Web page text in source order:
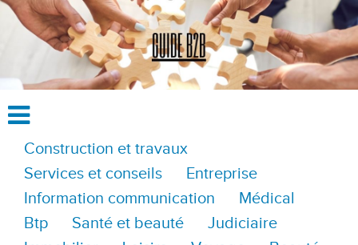
Construction et travaux
Services et conseils
Entreprise
Information communication
Médical
Btp
Santé et beauté
Judiciaire